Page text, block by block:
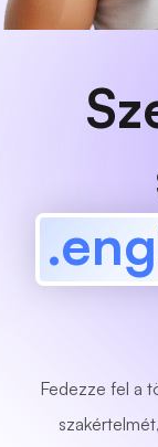
Fedezze fel a